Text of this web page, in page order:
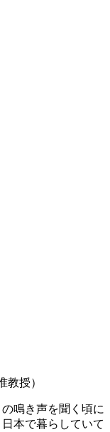
教授）
の鳴き声を聞く頃に
本で暮らしていて